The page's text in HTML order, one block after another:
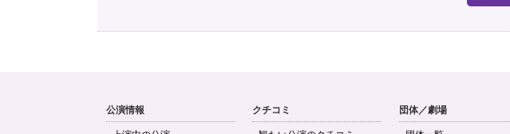
公演情報 クチコミ 団体／劇場